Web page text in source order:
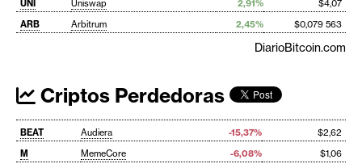
UNI Uniswap 2,91%
$4,07
ARB
Arbitrum 2,45% $0,079 563
DiarioBitcoin.com
Criptos Perdedoras
BEAT Audiera -15,37%
$2,62
M
MemeCore -6,08%
$1,06